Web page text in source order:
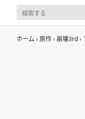
ホーム 原作 崩壊3rd